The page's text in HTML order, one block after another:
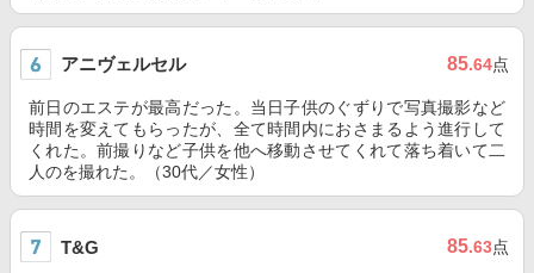
アニヴェルセル 85.64点
前日のエステが最高だった。当日子供のぐずりで写真撮影など
時間を変えてもらったが、全て時間内におさまるよう進行して
くれた。前撮りなど子供を他へ移動させてくれて落ち着いて二
人のを撮れた。（30代／女性）
T&G 85.63点